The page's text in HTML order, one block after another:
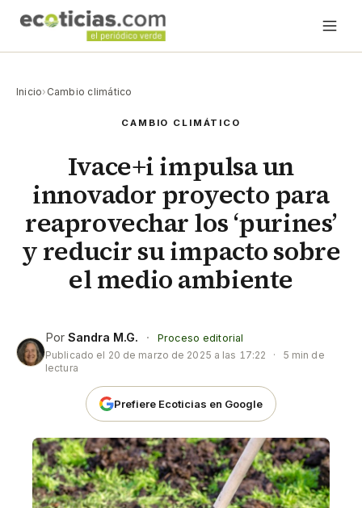
Inicio› Cambio climático
CAMBIO CLIMÁTICO
Ivace+i impulsa un
innovador proyecto para
reaprovechar los ‘purines’
y reducir su impacto sobre
el medio ambiente
Por Sandra M.G. ·
Proceso editorial
Publicado el 20 de marzo de 2025 a las 17:22 ·
5 min de
lectura
Prefiere Ecoticias en Google